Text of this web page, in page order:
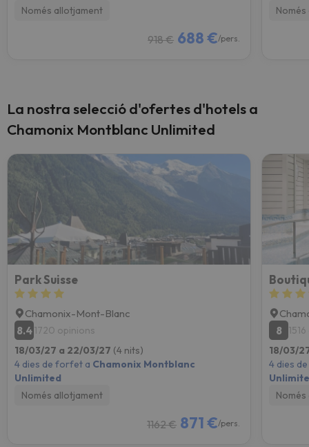
Només allotjament
918 € 688 €/pers.
La nostra selecció d'ofertes d'hotels a
Chamonix Montblanc Unlimited
Park Suisse
Chamonix-Mont-Blanc
8.41720 opinions
18/03/27 a 22/03/27 (4 nits)
4 dies de forfet a Chamonix Montblanc
Unlimited
Només allotjament
1162 € 871 €/pers.
8
18/03/
4 dies